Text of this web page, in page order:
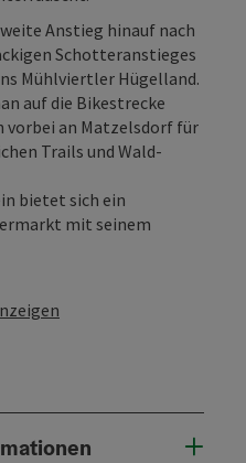
Anstieg hinauf nach
Schotteranstieges
Mühlviertler Hügelland.
auf die Bikestrecke
an Matzelsdorf für
Trails und Wald-
bietet sich ein
mit seinem